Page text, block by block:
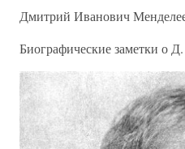
Дмитрий Иванович
Биографические заметки о